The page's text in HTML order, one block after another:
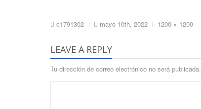
c1791302 | mayo 10th, 2022 |
Full
1200 × 1200
LEAVE A REPLY
Tu dirección de correo electrónico no será publicada.